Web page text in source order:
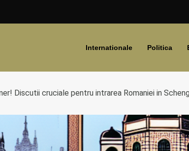
Internationale Politica
Discutii cruciale pentru intrarea Romaniei in